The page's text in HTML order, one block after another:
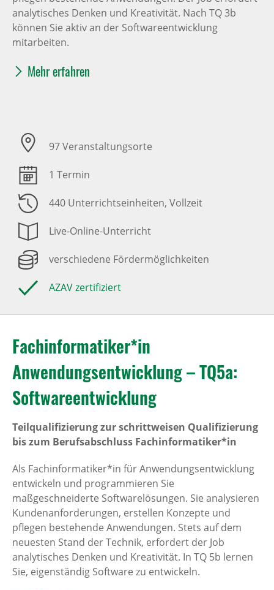
analytisches Denken und Kreativität. Nach TQ 3b
können Sie aktiv an der Softwareentwicklung
mitarbeiten.
Mehr erfahren
97 Veranstaltungsorte
1 Termin
440 Unterrichtseinheiten, Vollzeit
Live-Online-Unterricht
verschiedene Fördermöglichkeiten
AZAV zertifiziert
Fachinformatiker*in
Anwendungsentwicklung – TQ5a:
Softwareentwicklung
Teilqualifizierung zur schrittweisen Qualifizierung
bis zum Berufsabschluss Fachinformatiker*in
Als Fachinformatiker*in für Anwendungsentwicklung
entwickeln und programmieren Sie
maßgeschneiderte Softwarelösungen. Sie analysieren
Kundenanforderungen, erstellen Konzepte und
pflegen bestehende Anwendungen. Stets auf dem
neuesten Stand der Technik, erfordert der Job
analytisches Denken und Kreativität. In TQ 5b lernen
Sie, eigenständig Software zu entwickeln.